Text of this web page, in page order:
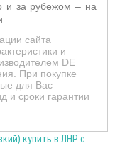
и за рубежом – на
сайта
и
DE
При покупке
для Вас
и сроки гарантии
купить в ЛНР с